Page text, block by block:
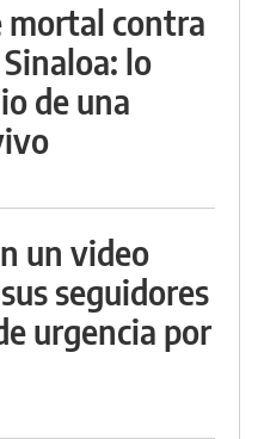
mortal contra
lo
de una
un video
seguidores
urgencia por